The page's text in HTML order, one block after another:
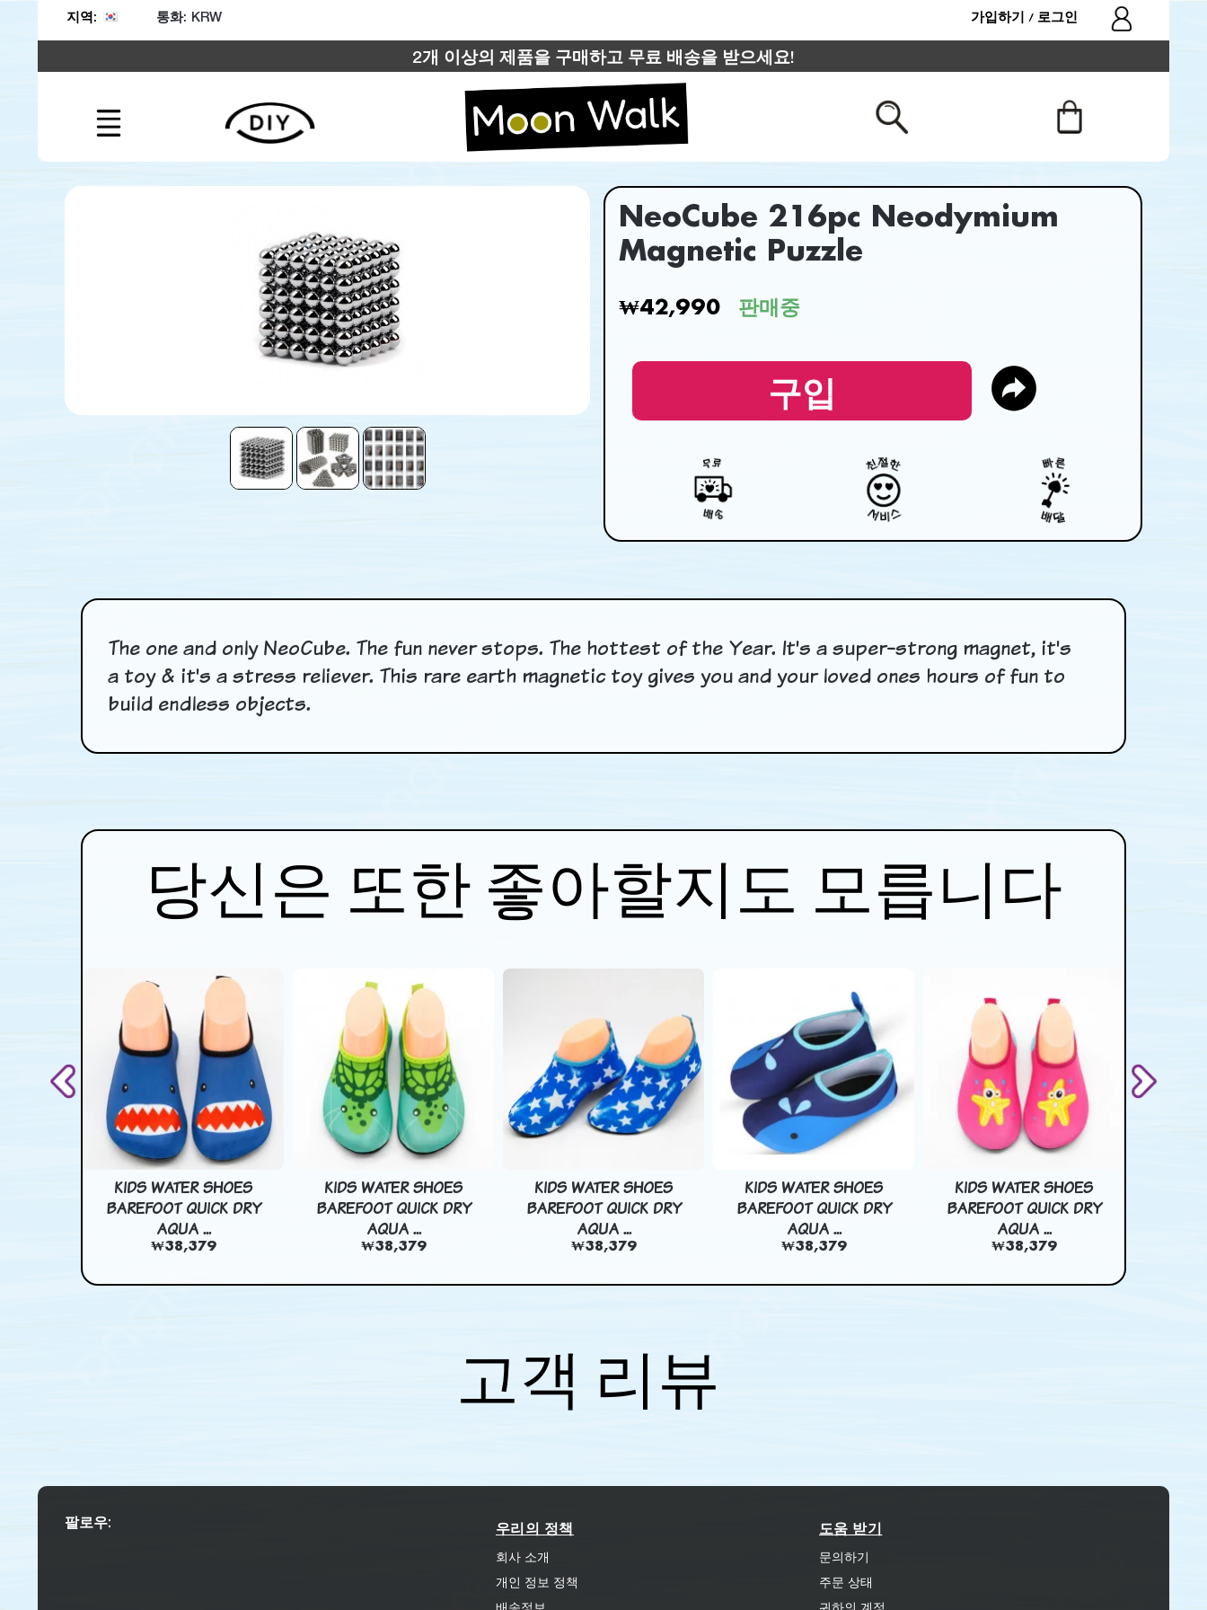
지역: 통화: 가입하기 / 로그인
2개 이상의 제품을 구매하고 무료 배송을 받으세요!
NeoCube 216pc Neodymium
Magnetic Puzzle
₩42,990 판매중
구입
The one and only NeoCube. The fun never stops. The hottest of the Year. It's a super-strong magnet, it's
a toy & it's a stress reliever. This rare earth magnetic toy gives you and your loved ones hours of fun to
build endless objects.
당신은 또한 좋아할지도 모릅니다
KIDS WATER SHOES
BAREFOOT QUICK DRY
AQUA ...
₩38,379
KIDS WATER SHOES
BAREFOOT QUICK DRY
AQUA ...
₩38,379
KIDS WATER SHOES
BAREFOOT QUICK DRY
AQUA ...
₩38,379
KIDS WATER SHOES
BAREFOOT QUICK DRY
AQUA ...
₩38,379
KIDS WATER SHOES
BAREFOOT QUICK DRY
AQUA ...
₩38,379
고객 리뷰
팔로우: 우리의 정책
회사 소개
개인 정보 정책
도움 받기
문의하기
주문 상태